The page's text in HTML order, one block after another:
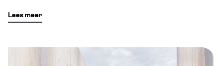
Lees meer
Land Art Familietour